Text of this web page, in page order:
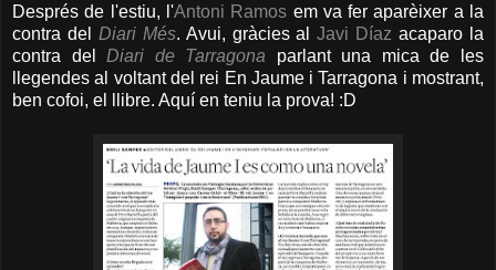
Després de l'estiu, l'Antoni Ramos em va fer aparèixer a la
contra del Diari Més. Avui, gràcies alJavi Díaz acaparo la
contra delDiari de Tarragona parlant una mica de les
llegendes al voltant del rei En Jaume i Tarragona i mostrant,
ben cofoi, el llibre. Aquí en teniu la prova! :D